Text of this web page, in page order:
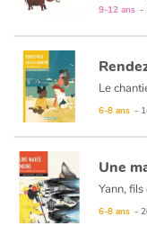
Catalogue anglais
Contraste +
Aide
Accueil
9-12 ans -
6-8 ans -
Une
6-8 ans -